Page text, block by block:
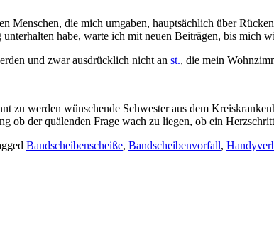
Menschen, die mich umgaben, hauptsächlich über
habe, warte ich mit neuen Beiträgen, bis mich
und zwar ausdrücklich nicht an st., die mein
zu werden wünschende Schwester aus dem
ob der quälenden Frage wach zu liegen, ob ein
Bandscheibenscheiße, Bandscheibenvorfall,